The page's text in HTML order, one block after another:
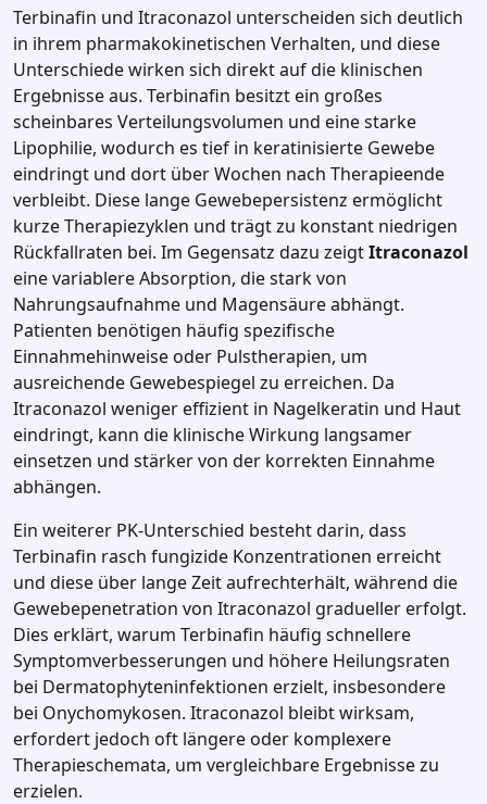
Terbinafin und Itraconazol unterscheiden sich deutlich
in ihrem pharmakokinetischen Verhalten, und diese
Unterschiede wirken sich direkt auf die klinischen
Ergebnisse aus. Terbinafin besitzt ein großes
scheinbares Verteilungsvolumen und eine starke
Lipophilie, wodurch es tief in keratinisierte Gewebe
eindringt und dort über Wochen nach Therapieende
verbleibt. Diese lange Gewebepersistenz ermöglicht
kurze Therapiezyklen und trägt zu konstant niedrigen
Rückfallraten bei. Im Gegensatz dazu zeigtItraconazol
eine variablere Absorption, die stark von
Nahrungsaufnahme und Magensäure abhängt.
Patienten benötigen häufig spezifische
Einnahmehinweise oder Pulstherapien, um
ausreichende Gewebespiegel zu erreichen. Da
Itraconazol weniger effizient in Nagelkeratin und Haut
eindringt, kann die klinische Wirkung langsamer
einsetzen und stärker von der korrekten Einnahme
abhängen.
Ein weiterer PK‑Unterschied besteht darin, dass
Terbinafin rasch fungizide Konzentrationen erreicht
und diese über lange Zeit aufrechterhält, während die
Gewebepenetration von Itraconazol gradueller erfolgt.
Dies erklärt, warum Terbinafin häufig schnellere
Symptomverbesserungen und höhere Heilungsraten
bei Dermatophyteninfektionen erzielt, insbesondere
bei Onychomykosen. Itraconazol bleibt wirksam,
erfordert jedoch oft längere oder komplexere
Therapieschemata, um vergleichbare Ergebnisse zu
erzielen.